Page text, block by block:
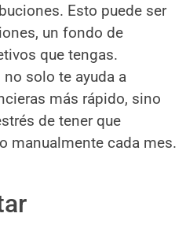
Esto puede ser
un fondo de
que tengas.
solo te ayuda a
más rápido, sino
de tener que
manualmente cada mes.